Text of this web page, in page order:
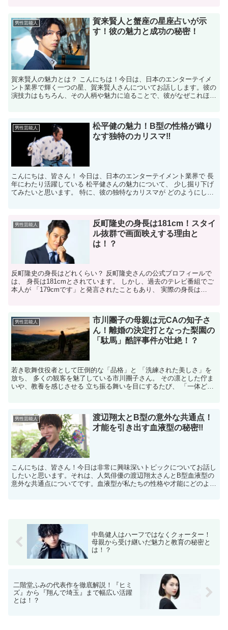
男性芸能人
賀来賢人と蟹座の星座占いが示
す！彼の魅力と成功の秘密！
賀来賢人の魅力とは？ こんにちは！今日は、日本のエンターテイメ
ント業界で輝く一つの星、賀来賢人さんについてお話しします。彼の
演技力はもちろん、その人柄や魅力に迫ることで、彼がなぜこれほど
男性芸能人
松平健の魅力！B型の性格が織り
なす独特のカリスマ‼
こんにちは、皆さん！ 今日は、日本のエンターテイメント業界で 長
年にわたり活躍している 松平健さんの魅力について、 少し掘り下げ
てみたいと思います。 特に、彼の独特なカリスマが どのようにして
男性芸能人
反町隆史の身長は181cm！スタイ
ル抜群で画面映えする理由と
は！？
反町隆史の身長はどれくらい？ 反町隆史さんの公式プロフィールで
は、 身長は181cmとされています。 しかし、過去のテレビ番組でご
本人が 「179cmです」と発言されたこともあり、 実際の身長は
男性芸能人
市川團子の母親は元CAの知子さ
ん！離婚の決定打となった梨園の
「駄馬」酷評事件が壮絶！？
若き歌舞伎役者として圧倒的な「品格」と 「洗練された美しさ」を
放ち、 多くの観客を魅了している市川團子さん。 その凛とした佇ま
いや、教養を感じさせる 立ち振る舞いを目にするたび、 「一体どの
男性芸能人
渡辺翔太とB型の意外な共通点！
才能を引き出す血液型の秘密‼
こんにちは、皆さん！今日は非常に興味深いトピックについてお話し
したいと思います。それは、人気俳優の渡辺翔太さんとB型血液型の
意外な共通点についてです。血液型が私たちの性格や才能にどのよう
中島健人はハーフではなくクォーター！
母親から受け継いだ魅力と教育の秘密と
は！？
二階堂ふみの代表作を徹底解説！『ヒミ
ズ』から『翔んで埼玉』まで幅広い活躍
とは！？